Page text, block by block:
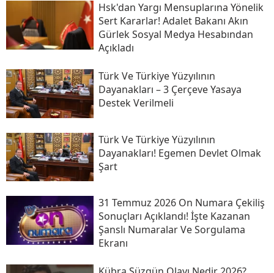
Hsk'dan Yargı Mensuplarına Yönelik
Sert Kararlar! Adalet Bakanı Akın
Gürlek Sosyal Medya Hesabından
Açıkladı
Türk Ve Türkiye Yüzyılının
Dayanakları – 3 Çerçeve Yasaya
Destek Verilmeli
Türk Ve Türkiye Yüzyılının
Dayanakları! Egemen Devlet Olmak
Şart
31 Temmuz 2026 On Numara Çekiliş
Sonuçları Açıklandı! İşte Kazanan
Şanslı Numaralar Ve Sorgulama
Ekranı